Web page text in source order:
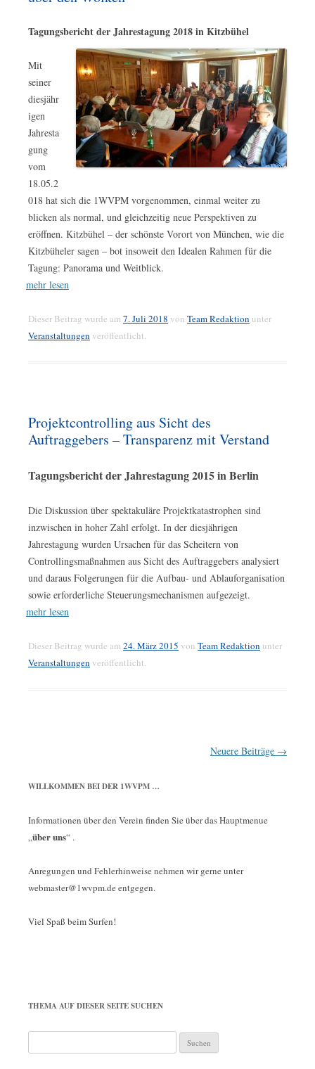
Tagungsbericht der Jahrestagung 2018 in Kitzbühel
Mit
seiner
diesjähr
igen
Jahresta
gung
vom
18.05.2
018 hat sich die 1WVPM vorgenommen, einmal weiter zu
blicken als normal, und gleichzeitig neue Perspektiven zu
eröffnen. Kitzbühel – der schönste Vorort von München, wie die
Kitzbüheler sagen – bot insoweit den Idealen Rahmen für die
Tagung: Panorama und Weitblick.
mehr lesen
Dieser Beitrag wurde am7. Juli 2018 von Team Redaktion unter
Veranstaltungen veröffentlicht.
Projektcontrolling aus Sicht des
Auftraggebers – Transparenz mit Verstand
Tagungsbericht der Jahrestagung 2015 in Berlin
Die Diskussion über spektakuläre Projektkatastrophen sind
inzwischen in hoher Zahl erfolgt. In der diesjährigen
Jahrestagung wurden Ursachen für das Scheitern von
Controllingsmaßnahmen aus Sicht des Auftraggebers analysiert
und daraus Folgerungen für die Aufbau- und Ablauforganisation
sowie erforderliche Steuerungsmechanismen aufgezeigt.
mehr lesen
Dieser Beitrag wurde am24. März 2015 von Team Redaktion unter
Veranstaltungen veröffentlicht.
Neuere Beiträge →
WILLKOMMEN BEI DER 1WVPM …
Informationen über den Verein finden Sie über das Hauptmenue
„über uns“ .
Anregungen und Fehlerhinweise nehmen wir gerne unter
webmaster@1wvpm.de entgegen.
Viel Spaß beim Surfen!
THEMA AUF DIESER SEITE SUCHEN
nach: